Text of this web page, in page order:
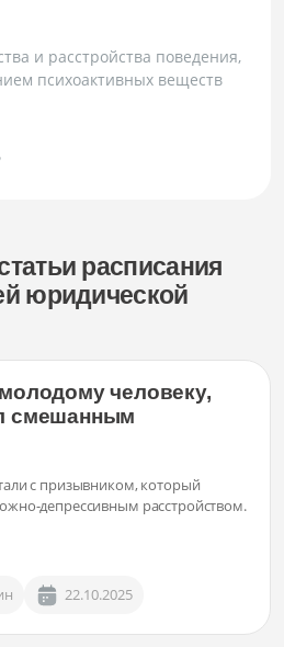
и расстройства поведения,
психоактивных веществ
расписания
юридической
человеку,
смешанным
с призывником, который
депрессивным расстройством.
22.10.2025